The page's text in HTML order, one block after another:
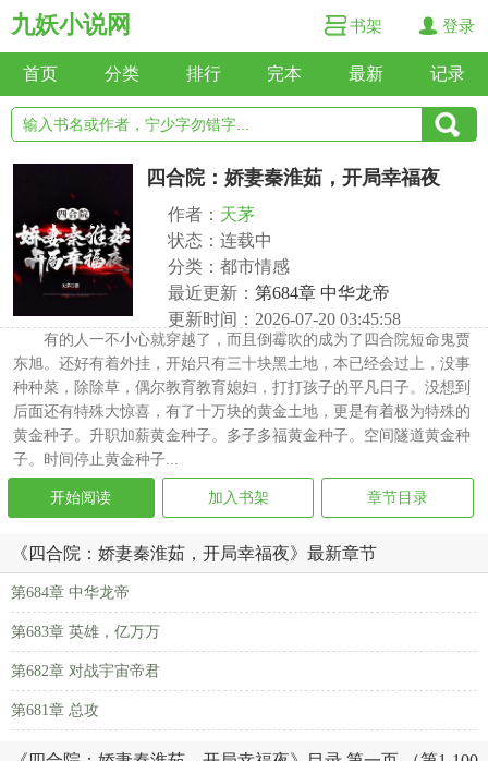
九妖小说网 书架 登录
首页 分类 排行 完本 最新 记录
四合院：娇妻秦淮茹，开局幸福夜
作者： 天茅
状态：连载中
分类：都市情感
最近更新： 第684章 中华龙帝
更新时间：2026-07-20 03:45:58
有的人一不小心就穿越了，而且倒霉吹的成为了四合院短命鬼贾
东旭。还好有着外挂，开始只有三十块黑土地，本已经会过上，没事
种种菜，除除草，偶尔教育教育媳妇，打打孩子的平凡日子。没想到
后面还有特殊大惊喜，有了十万块的黄金土地，更是有着极为特殊的
黄金种子。升职加薪黄金种子。多子多福黄金种子。空间隧道黄金种
子。时间停止黄金种子...
开始阅读 加入书架 章节目录
《四合院：娇妻秦淮茹，开局幸福夜》最新章节
第684章 中华龙帝
第683章 英雄，亿万万
第682章 对战宇宙帝君
第681章 总攻